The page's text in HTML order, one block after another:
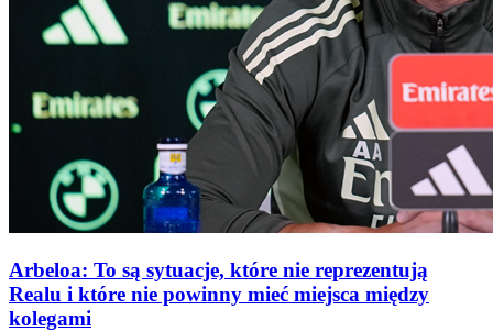
Arbeloa: To są sytuacje, które nie reprezentują
Realu i które nie powinny mieć miejsca między
kolegami